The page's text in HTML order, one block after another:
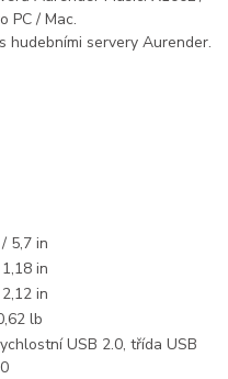
PC / Mac.
​​hudebními servery Aurender.
5,7 in
in
in
lb
USB 2.0, třída USB